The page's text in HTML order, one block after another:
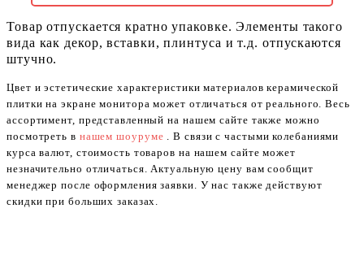
Товар отпускается кратно упаковке. Элементы такого
вида как декор, вставки, плинтуса и т.д. отпускаются
штучно.
Цвет и эстетические характеристики материалов керамической
плитки на экране монитора может отличаться от реального. Весь
ассортимент, представленный на нашем сайте также можно
посмотреть в нашем шоуруме . В связи с частыми колебаниями
курса валют, стоимость товаров на нашем сайте может
незначительно отличаться. Актуальную цену вам сообщит
менеджер после оформления заявки. У нас также действуют
скидки при больших заказах.